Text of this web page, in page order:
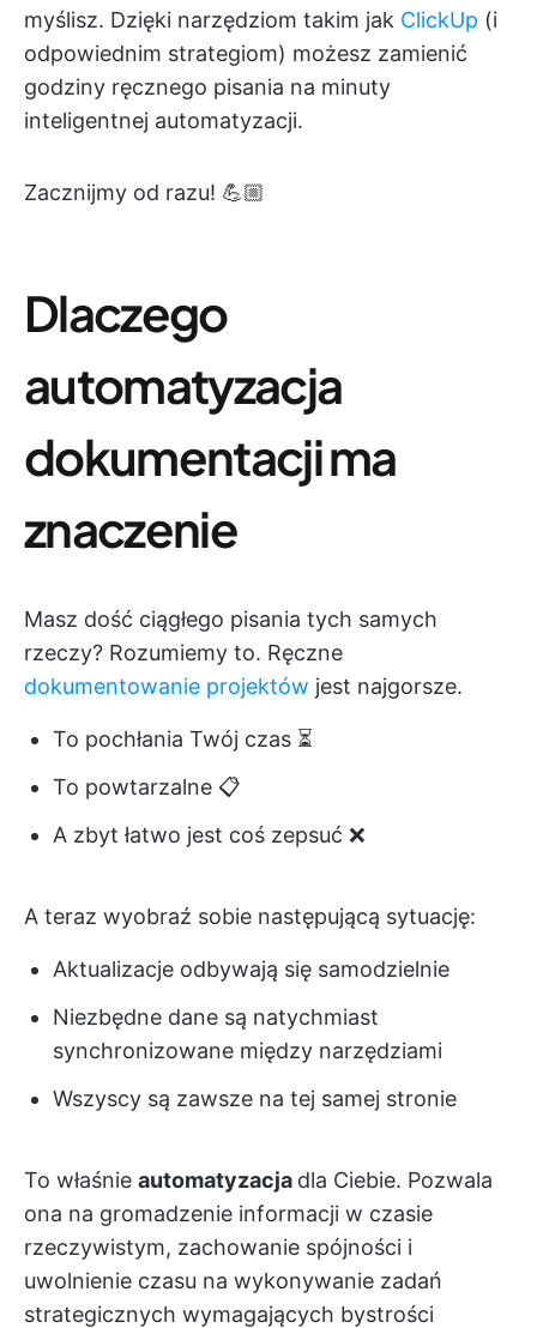
myślisz. Dzięki narzędziom takim jak ClickUp (i
odpowiednim strategiom) możesz zamienić
godziny ręcznego pisania na minuty
inteligentnej automatyzacji.
Zacznijmy od razu! 💪🏼
Dlaczego
automatyzacja
dokumentacji ma
znaczenie
Masz dość ciągłego pisania tych samych
rzeczy? Rozumiemy to. Ręczne
dokumentowanie projektów jest najgorsze.
To pochłania Twój czas ⏳
To powtarzalne 📋
A zbyt łatwo jest coś zepsuć ❌
A teraz wyobraź sobie następującą sytuację:
Aktualizacje odbywają się samodzielnie
Niezbędne dane są natychmiast
synchronizowane między narzędziami
Wszyscy są zawsze na tej samej stronie
To właśnie automatyzacja dla Ciebie. Pozwala
ona na gromadzenie informacji w czasie
rzeczywistym, zachowanie spójności i
uwolnienie czasu na wykonywanie zadań
strategicznych wymagających bystrości